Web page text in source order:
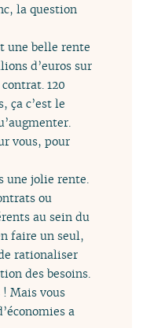
la question
une belle rente
d’euros sur
120
ça c’est le
vous, pour
une jolie rente.
ou
au sein du
faire un seul,
rationaliser
des besoins.
Mais vous
a